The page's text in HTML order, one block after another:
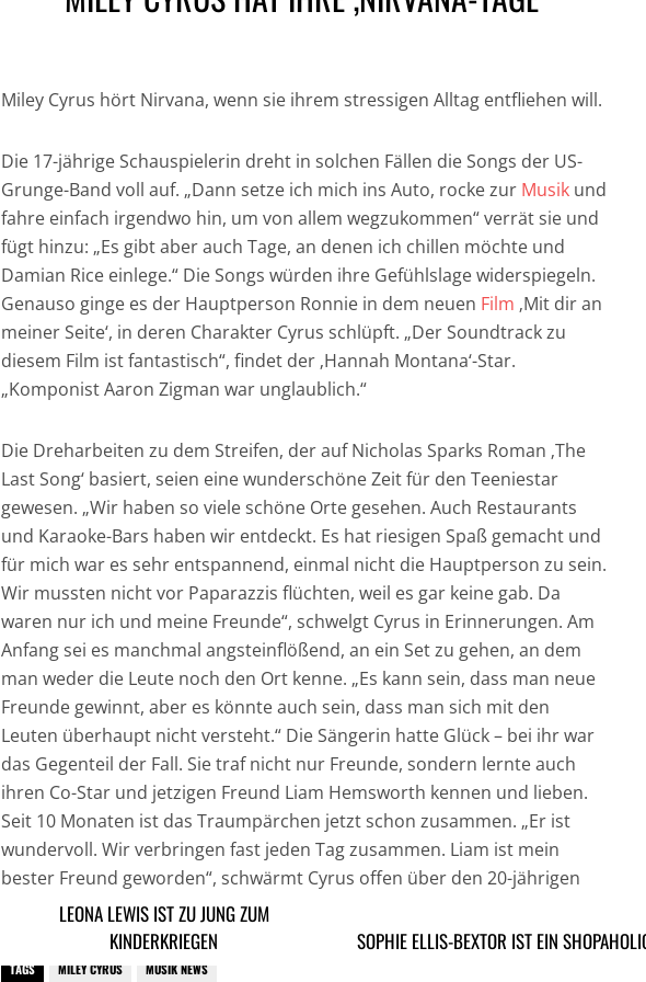
MARKETING IM
FILMGESCHÄFT: WIE
UHRENMARKEN
DURCH FILMSTARS
AN POPULARITÄT
GEWINNEN »
IN DER HAUPTROLLE:
DER CHRONOGRAF!
UHREN IN DER
FILMGESCHICHTE »
GESUND UND GUT
FÜR DICH UND DIE
UMWELT:
NACHHALTIGE
HAARPFLEGE »
Miley Cyrus hört Nirvana, wenn sie ihrem stressigen Alltag entfliehen will.
Die 17-jährige Schauspielerin dreht in solchen Fällen die Songs der US-
Grunge-Band voll auf. „Dann setze ich mich ins Auto, rocke zur Musik und
fahre einfach irgendwo hin, um von allem wegzukommen“ verrät sie und
fügt hinzu: „Es gibt aber auch Tage, an denen ich chillen möchte und
Damian Rice einlege.“ Die Songs würden ihre Gefühlslage widerspiegeln.
Genauso ginge es der Hauptperson Ronnie in dem neuen Film ‚Mit dir an
meiner Seite‘, in deren Charakter Cyrus schlüpft. „Der Soundtrack zu
diesem Film ist fantastisch“, findet der ‚Hannah Montana‘-Star.
„Komponist Aaron Zigman war unglaublich.“
Die Dreharbeiten zu dem Streifen, der auf Nicholas Sparks Roman ‚The
Last Song‘ basiert, seien eine wunderschöne Zeit für den Teeniestar
gewesen. „Wir haben so viele schöne Orte gesehen. Auch Restaurants
und Karaoke-Bars haben wir entdeckt. Es hat riesigen Spaß gemacht und
für mich war es sehr entspannend, einmal nicht die Hauptperson zu sein.
Wir mussten nicht vor Paparazzis flüchten, weil es gar keine gab. Da
waren nur ich und meine Freunde“, schwelgt Cyrus in Erinnerungen. Am
Anfang sei es manchmal angsteinflößend, an ein Set zu gehen, an dem
man weder die Leute noch den Ort kenne. „Es kann sein, dass man neue
Freunde gewinnt, aber es könnte auch sein, dass man sich mit den
Leuten überhaupt nicht versteht.“ Die Sängerin hatte Glück – bei ihr war
das Gegenteil der Fall. Sie traf nicht nur Freunde, sondern lernte auch
ihren Co-Star und jetzigen Freund Liam Hemsworth kennen und lieben.
Seit 10 Monaten ist das Traumpärchen jetzt schon zusammen. „Er ist
wundervoll. Wir verbringen fast jeden Tag zusammen. Liam ist mein
bester Freund geworden“, schwärmt Cyrus offen über den 20-jährigen
Australier.
TAGS MILEY CYRUS MUSIK NEWS
LEONA LEWIS IST ZU JUNG ZUM
KINDERKRIEGEN
SOPHIE ELLIS-BEXTOR IST EIN